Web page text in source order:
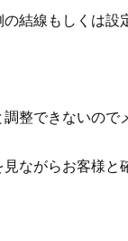
結線もしくは設
整できないので
ながらお客様と